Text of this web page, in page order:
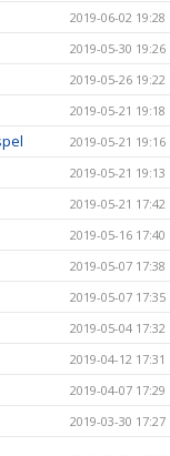
2019-06-02 19:28
2019-05-30 19:26
2019-05-26 19:22
2019-05-21 19:18
2019-05-21 19:16
2019-05-21 19:13
2019-05-21 17:42
2019-05-16 17:40
2019-05-07 17:38
2019-05-07 17:35
2019-05-04 17:32
2019-04-12 17:31
2019-04-07 17:29
2019-03-30 17:27